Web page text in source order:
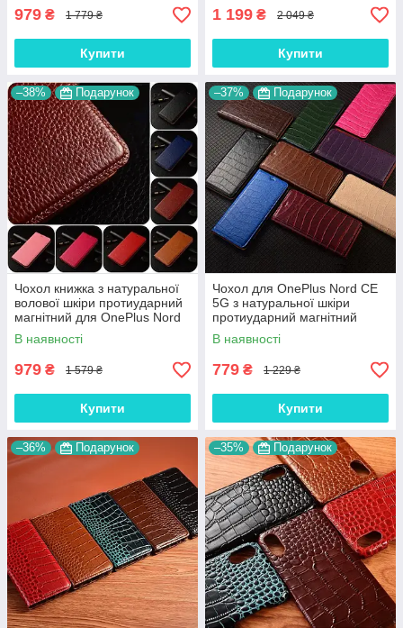
979 ₴ 1 779 ₴
Купити
1 199 ₴ 2 049 ₴
Купити
–38% Подарунок
Чохол книжка з натуральної
волової шкіри протиударний
магнітний для OnePlus Nord
CE 5G "BULL"
В наявності
979 ₴ 1 579 ₴
Купити
–37% Подарунок
Чохол для OnePlus Nord CE
5G з натуральної шкіри
протиударний магнітний
книжка з підставкою "LUXOR"
В наявності
779 ₴ 1 229 ₴
Купити
–36% Подарунок –35% Подарунок